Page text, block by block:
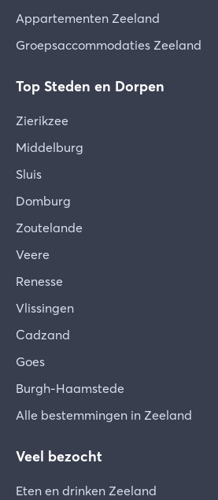
Appartementen Zeeland
Groepsaccommodaties Zeeland
Top Steden en Dorpen
Zierikzee
Middelburg
Sluis
Domburg
Zoutelande
Veere
Renesse
Vlissingen
Cadzand
Goes
Burgh-Haamstede
Alle bestemmingen in Zeeland
Veel bezocht
Eten en drinken Zeeland